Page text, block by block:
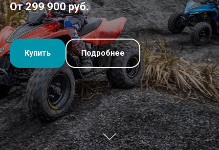
От 299 900 руб.
Купить Подробнее